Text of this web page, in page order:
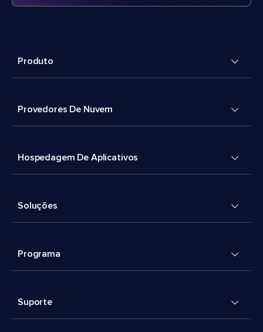
Produto
Provedores De Nuvem
Hospedagem De Aplicativos
Soluções
Programa
Suporte